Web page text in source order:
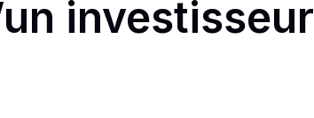
investisseur